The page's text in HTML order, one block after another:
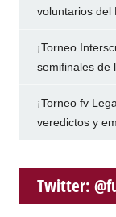
voluntarios del
¡Torneo
semifinales de
¡Torneo fv
veredictos y
Twitter: